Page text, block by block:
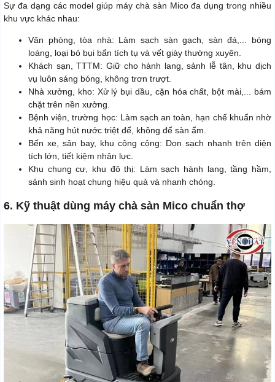
Sự đa dạng các model giúp máy chà sàn Mico đa dụng trong nhiều
khu vực khác nhau:
Văn phòng, tòa nhà: Làm sạch sàn gạch, sàn đá,... bóng
loáng, loại bỏ bụi bẩn tích tụ và vết giày thường xuyên.
Khách sạn, TTTM: Giữ cho hành lang, sảnh lễ tân, khu dịch
vụ luôn sáng bóng, không trơn trượt.
Nhà xưởng, kho: Xử lý bụi dầu, cặn hóa chất, bột mài,... bám
chặt trên nền xưởng.
Bệnh viện, trường học: Làm sạch an toàn, hạn chế khuẩn nhờ
khả năng hút nước triệt để, không để sàn ẩm.
Bến xe, sân bay, khu công cộng: Dọn sạch nhanh trên diện
tích lớn, tiết kiệm nhân lực.
Khu chung cư, khu đô thị: Làm sạch hành lang, tầng hầm,
sảnh sinh hoạt chung hiệu quả và nhanh chóng.
6. Kỹ thuật dùng máy chà sàn Mico chuẩn thợ